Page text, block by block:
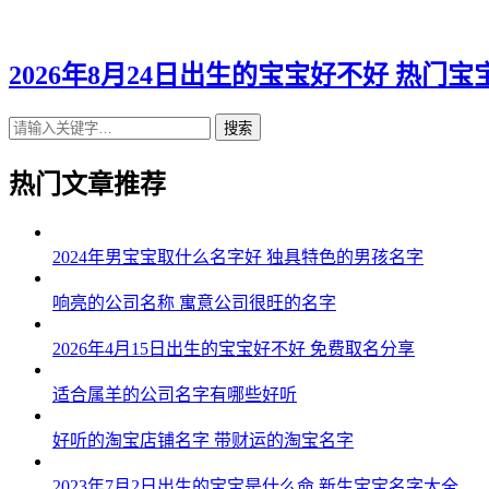
2026年8月24日出生的宝宝好不好 热门宝
搜索
热门文章推荐
2024年男宝宝取什么名字好 独具特色的男孩名字
响亮的公司名称 寓意公司很旺的名字
2026年4月15日出生的宝宝好不好 免费取名分享
适合属羊的公司名字有哪些好听
好听的淘宝店铺名字 带财运的淘宝名字